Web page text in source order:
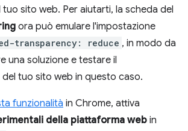
sito web. Per aiutarti, la scheda del
ora può emulare l'impostazione
transparency: reduce , in modo da
una soluzione e testare il
tuo sito web in questo caso.
funzionalità in Chrome, attiva
della piattaforma web in